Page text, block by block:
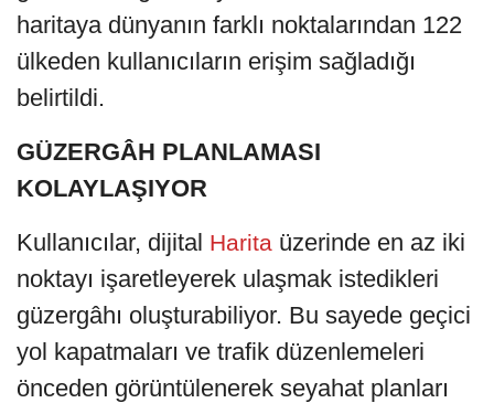
haritaya dünyanın farklı noktalarından 122
ülkeden kullanıcıların erişim sağladığı
belirtildi.
GÜZERGÂH PLANLAMASI
KOLAYLAŞIYOR
Kullanıcılar, dijital Harita üzerinde en az iki
noktayı işaretleyerek ulaşmak istedikleri
güzergâhı oluşturabiliyor. Bu sayede geçici
yol kapatmaları ve trafik düzenlemeleri
önceden görüntülenerek seyahat planları